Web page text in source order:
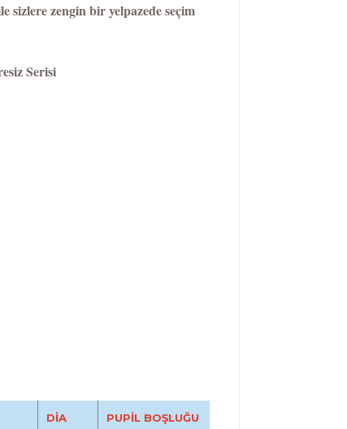
sizlere zengin bir yelpazede seçim
Serisi
DİA PUPİL BOŞLUĞU